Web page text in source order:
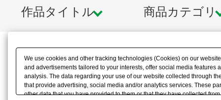
作品タイトル 商品カテゴリ
We use cookies and other tracking technologies (Cookies) on our
and advertisements tailored to your interests, offer social media features
analysis. The data regarding your use of our website collected through
that provide advertising, social media and/or analytics services. These
other data that you have provided to them or that they have collected